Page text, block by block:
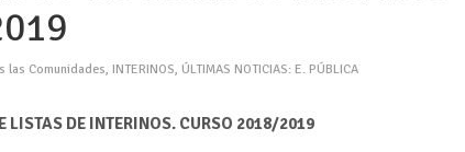
las Comunidades, INTERINOS, ÚLTIMAS NOTICIAS: E. PÚBLICA
LISTAS DE INTERINOS. CURSO 2018/2019